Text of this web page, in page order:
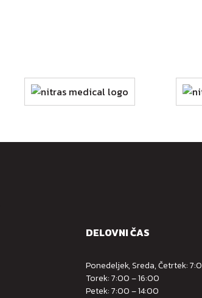
DELOVNI ČAS
Ponedeljek, Sreda, Četrtek:
Torek: 7:00 – 16:00
Petek: 7:00 – 14:00